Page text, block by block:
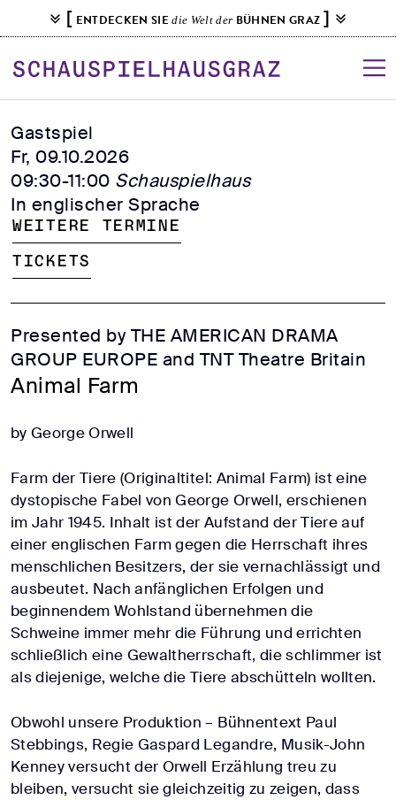
k
p
t
n
t
[ ENTDECKEN SIEdie Welt der BÜHNEN GRAZ ]
Gastspiel
Fr, 09.10.2026
09:30-11:00 Schauspielhaus
In englischer Sprache
Weitere Termine
Tickets
Presented by THE AMERICAN DRAMA
GROUP EUROPE and TNT Theatre Britain
Animal Farm
by George Orwell
Farm der Tiere (Originaltitel: Animal Farm) ist eine
dystopische Fabel von George Orwell, erschienen
im Jahr 1945. Inhalt ist der Aufstand der Tiere auf
einer englischen Farm gegen die Herrschaft ihres
menschlichen Besitzers, der sie vernachlässigt und
ausbeutet. Nach anfänglichen Erfolgen und
beginnendem Wohlstand übernehmen die
Schweine immer mehr die Führung und errichten
schließlich eine Gewaltherrschaft, die schlimmer ist
als diejenige, welche die Tiere abschütteln wollten.
Obwohl unsere Produktion – Bühnentext Paul
Stebbings, Regie Gaspard Legandre, Musik-John
Kenney versucht der Orwell Erzählung treu zu
bleiben, versucht sie gleichzeitig zu zeigen, dass